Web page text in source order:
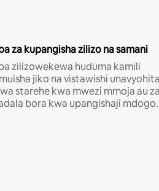
za kupangisha zilizo na samani
zilizowekewa huduma kamili
jiko na vistawishi
starehe kwa mwezi mmoja au
bora kwa upangishaji mdogo.